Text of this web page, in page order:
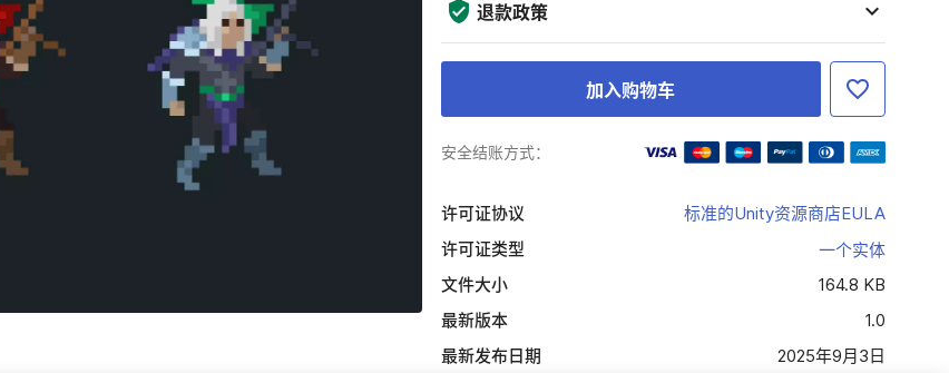
退款政策
加入购物车
安全结账方式：
许可证协议
标准的Unity资源商店EULA
许可证类型
一个实体
文件大小
164.8 KB
最新版本
1.0
最新发布日期
2025年9月3日